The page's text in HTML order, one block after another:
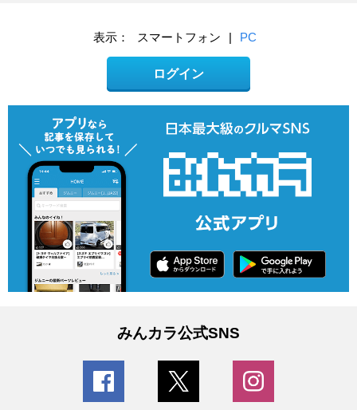
表示： スマートフォン | PC
ログイン
みんカラ公式SNS